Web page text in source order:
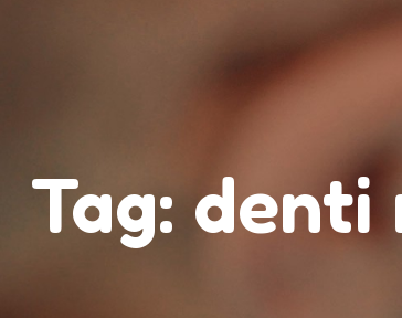
Tag:denti